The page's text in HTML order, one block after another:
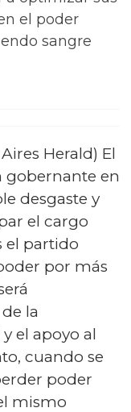
el poder
sangre
Herald) El
gobernante en
desgaste y
el cargo
el partido
por más
la
el apoyo al
cuando se
poder
mismo